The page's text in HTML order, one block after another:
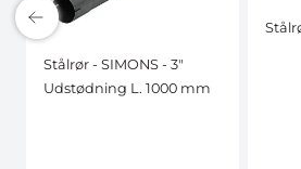
Stålrør - SIMONS - 3"
Udstødning L. 1000 mm